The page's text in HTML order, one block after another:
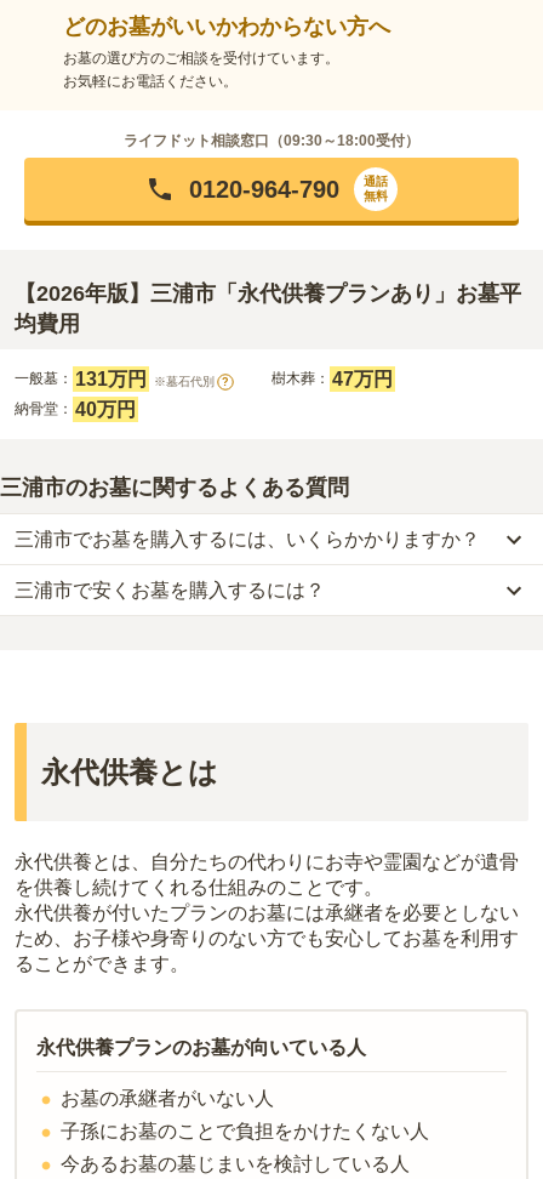
どのお墓がいいかわからない方へ
お墓の選び方のご相談を受付けています。
お気軽にお電話ください。
ライフドット相談窓口（09:30～18:00受付）
0120-964-790
通話
無料
【2026年版】三浦市「永代供養プランあり」お墓平
均費用
一般墓： 131万円 ※墓石代別 ? 樹木葬： 47万円
納骨堂： 40万円
三浦市のお墓に関するよくある質問
三浦市でお墓を購入するには、いくらかかりますか？
三浦市での購入費用の目安は、一般墓が約297万円、樹木葬が約58
万円、納骨堂が約40万円です。
県の平均
材によって変わります。
樹木葬・納骨堂・永代供養墓は、基本的に墓石代がかからず、永代
なお、お墓によっては以下の費用が別途かかる場合があります。
・開眼法要の費用 ：お墓を新しく建てた際に行う儀式のための費
用。僧侶に渡すお布施がかかります。
・納骨式の費用：お墓に遺骨を納める儀式のための費用。僧侶に渡
すお布施、会食などの費用がかかります。
正確な費用は、区画や石材の選び方によって大きく変わるため、見
積もりを取るまで確定しません。
現地見学では、担当者に「提示金額以外にかかる費用はないか」を
必ず確認することをおすすめします。
三浦市で安くお墓を購入するには？
する
されています。
三浦市で安価なお墓を探したい場合は、価格の安い順で並び替えて
お墓を探すのがおすすめです。
永代供養とは
永代供養とは、自分たちの代わりにお寺や霊園などが遺骨
を供養し続けてくれる仕組みのことです。
永代供養が付いたプランのお墓には承継者を必要としない
ため、お子様や身寄りのない方でも安心してお墓を利用す
ることができます。
永代供養プランのお墓が向いている人
お墓の承継者がいない人
子孫にお墓のことで負担をかけたくない人
今あるお墓の墓じまいを検討している人